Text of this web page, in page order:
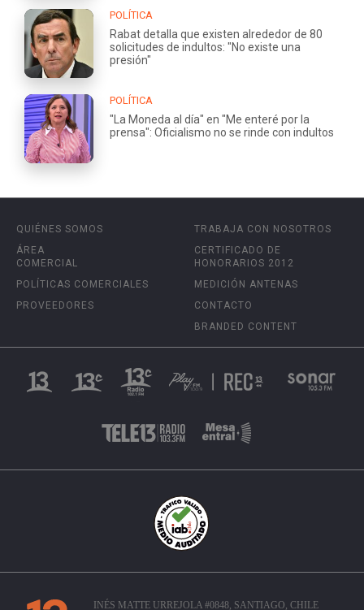
POLÍTICA
Rabat detalla que existen alrededor de 80
solicitudes de indultos: "No existe una
presión"
POLÍTICA
"La Moneda al día" en "Me enteré por la
prensa": Oficialismo no se rinde con indultos
QUIÉNES SOMOS
ÁREA
COMERCIAL
POLÍTICAS COMERCIALES
PROVEEDORES
TRABAJA CON NOSOTROS
CERTIFICADO DE
HONORARIOS 2012
MEDICIÓN ANTENAS
CONTACTO
BRANDED CONTENT
INÉS MATTE URREJOLA #0848, SANTIAGO, CHILE